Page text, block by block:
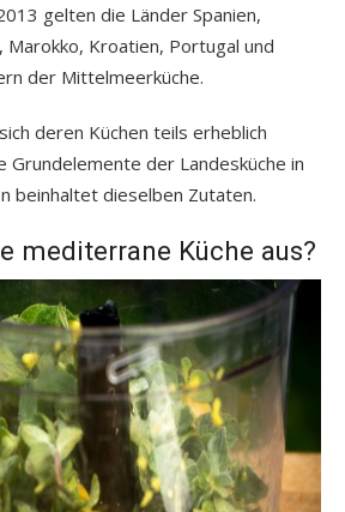
gelten die Länder Spanien,
Marokko, Kroatien, Portugal und
der Mittelmeerküche.
deren Küchen teils erheblich
Grundelemente der Landesküche in
beinhaltet dieselben Zutaten.
mediterrane Küche aus?